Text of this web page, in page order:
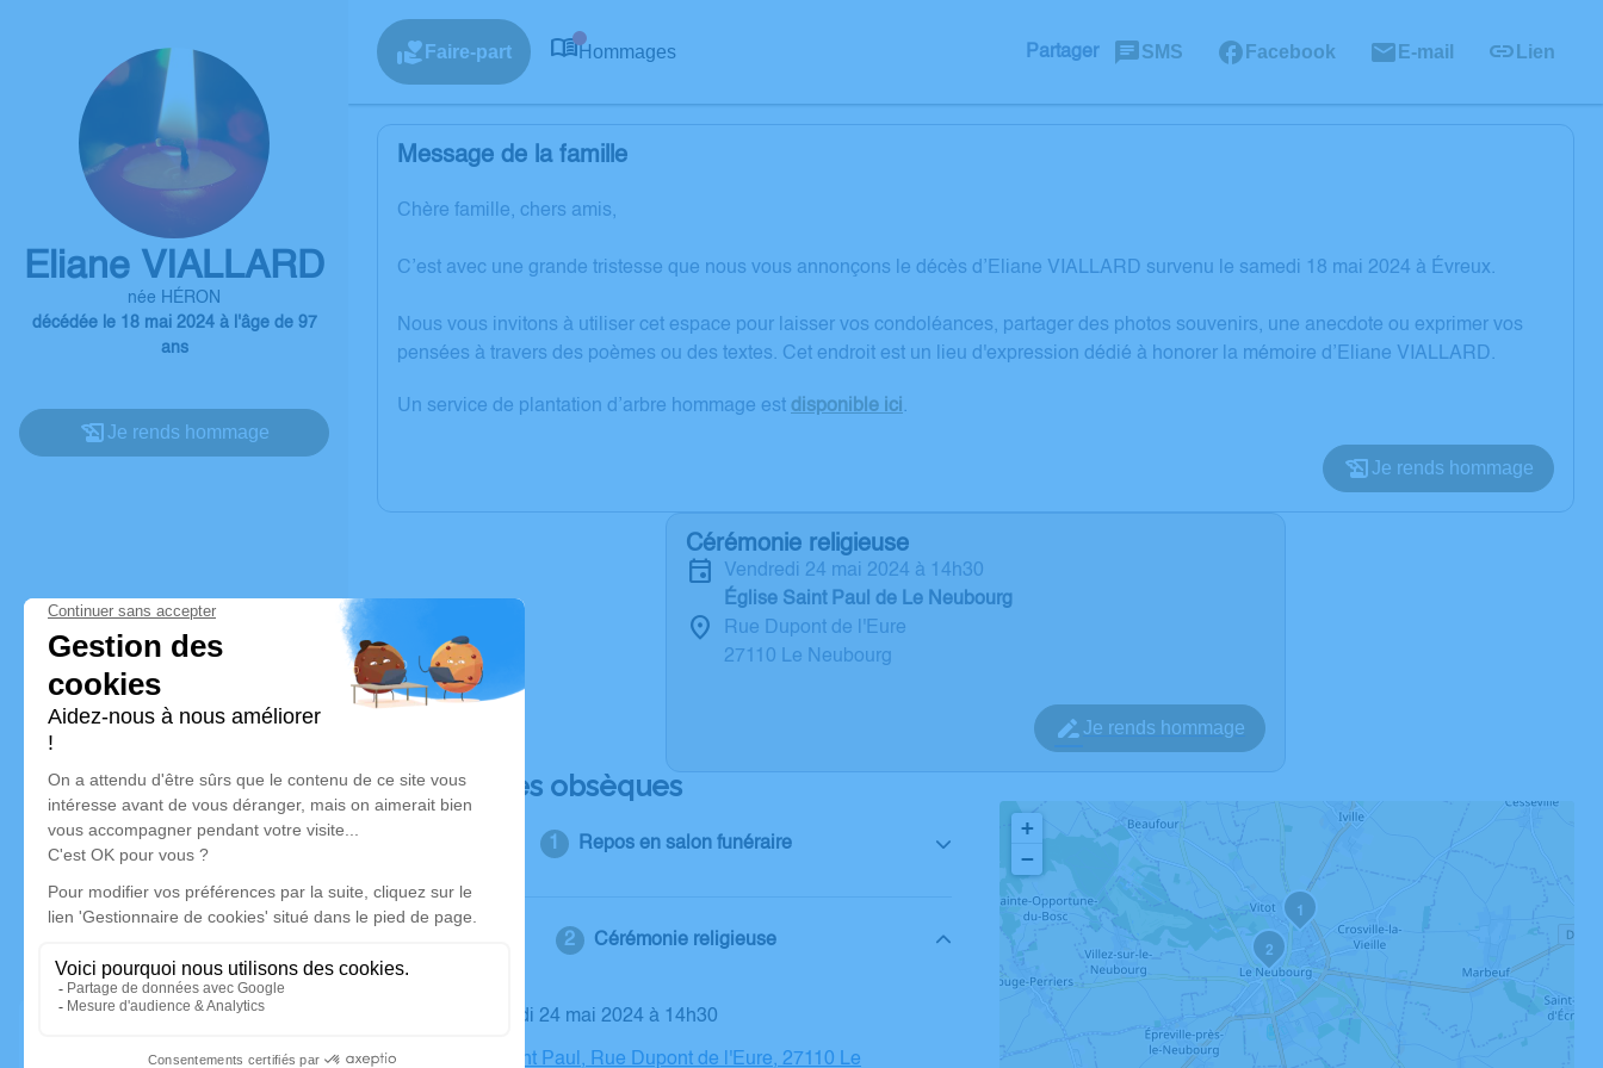
Eliane VIALLARD
née HÉRON
décédée le 18 mai 2024 à l'âge de 97
ans
Je rends hommage
Faire-part Hommages Partager SMS Facebook E-mail Lien
Message de la famille
Chère famille, chers amis,
C’est avec une grande tristesse que nous vous annonçons le décès d’Eliane VIALLARD survenu le samedi 18 mai 2024 à Évreux.
Nous vous invitons à utiliser cet espace pour laisser vos condoléances, partager des photos souvenirs, une anecdote ou exprimer vos
pensées à travers des poèmes ou des textes. Cet endroit est un lieu d'expression dédié à honorer la mémoire d’Eliane VIALLARD.
Un service de plantation d’arbre hommage est disponible ici .
Je rends hommage
Cérémonie religieuse
vendredi 24 mai 2024 à 14h30
Église Saint Paul de Le Neubourg
Rue Dupont de l'Eure
27110 Le Neubourg
Je rends hommage
Déroulé des obsèques
Repos en salon funéraire
Cérémonie religieuse
Le vendredi 24 mai 2024 à 14h30
Église Saint Paul, Rue Dupont de l'Eure, 27110 Le
1
2
+
−